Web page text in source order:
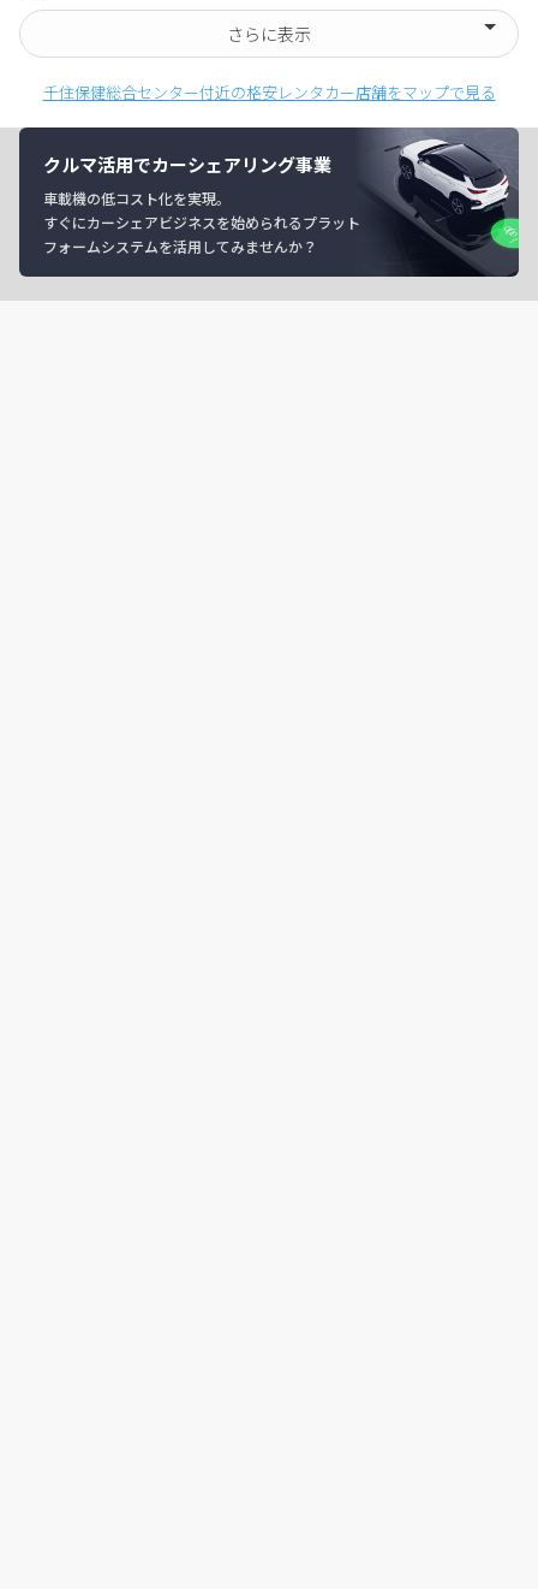
さらに表示
千住保健総合センター付近の格安レンタカー店舗をマップで見る
クルマ活用でカーシェアリング事業
車載機の低コスト化を実現。
すぐにカーシェアビジネスを始められるプラット
フォームシステムを活用してみませんか？